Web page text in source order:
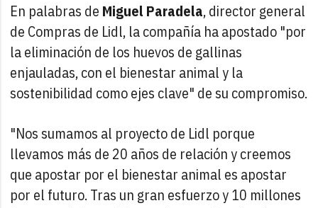
En palabras de Miguel Paradela, director general
de Compras de Lidl, la compañía ha apostado "por
la eliminación de los huevos de gallinas
enjauladas, con el bienestar animal y la
sostenibilidad como ejes clave" de su compromiso.
"Nos sumamos al proyecto de Lidl porque
llevamos más de 20 años de relación y creemos
que apostar por el bienestar animal es apostar
por el futuro. Tras un gran esfuerzo y 10 millones